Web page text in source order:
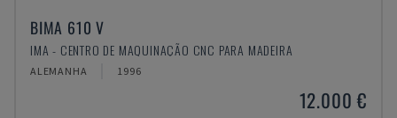
BIMA 610 V
IMA - CENTRO DE MAQUINAÇÃO CNC PARA MADEIRA
ALEMANHA 1996
12.000 €